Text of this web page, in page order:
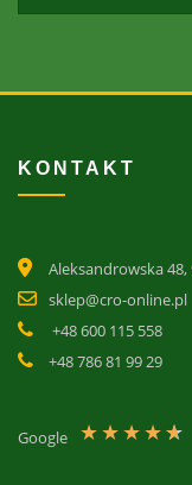
KONTAKT
Aleksandrowska 48,
sklep@cro-online.pl
+48 600 115 558
+48 786 81 99 29
Google ★★★★★